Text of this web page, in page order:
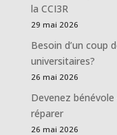
la CCI3R
29 mai 2026
Besoin d’un coup
universitaires?
26 mai 2026
Devenez
réparer
26 mai 2026